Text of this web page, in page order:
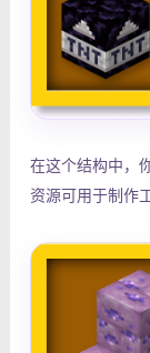
在这个结构中，
资源可用于制作